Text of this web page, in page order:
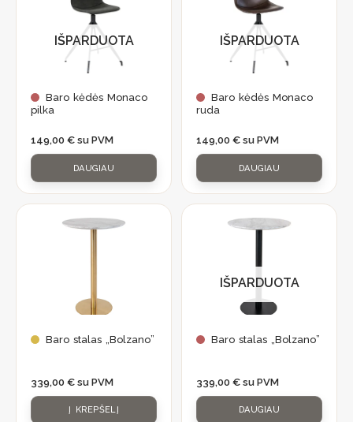
IŠPARDUOTA
Baro kėdės Monaco
pilka
149,00 € su PVM
DAUGIAU
IŠPARDUOTA
Baro kėdės Monaco
ruda
149,00 € su PVM
DAUGIAU
Baro stalas „Bolzano”
339,00 € su PVM
Į KREPŠELĮ
IŠPARDUOTA
Baro stalas „Bolzano”
339,00 € su PVM
DAUGIAU